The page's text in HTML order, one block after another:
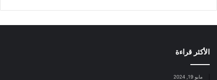
الأكثر قراءة
مايو 19, 2024